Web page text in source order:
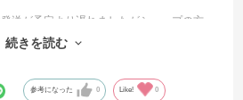
送が予定より遅れましたがショップの方
陰で使用日に間に合いました。
続きを読む
参考になった 0 Like! 0